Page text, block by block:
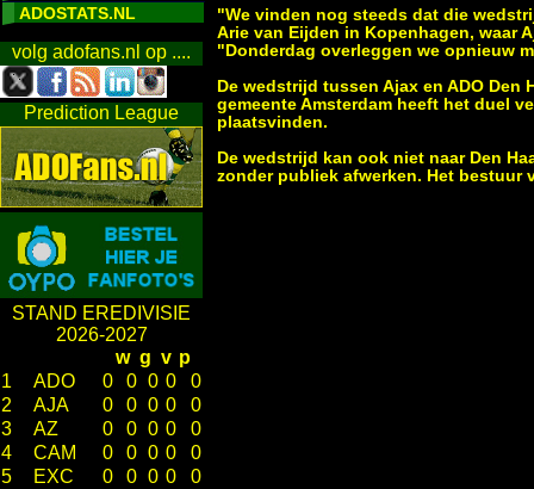
ADOSTATS.NL
volg adofans.nl op ....
Prediction League
STAND EREDIVISIE
2026-2027
w g v p
1
ADO 0 0 0 0
0
2
AJA 0 0 0 0
0
3
AZ 0 0 0 0
0
4
CAM 0 0 0 0
0
5
EXC 0 0 0 0
0
"We vinden nog steeds dat die
Arie van Eijden in Kopenhagen, waar
"Donderdag overleggen we opnieuw
De wedstrijd tussen Ajax en ADO
gemeente Amsterdam heeft het duel
plaatsvinden.
De wedstrijd kan ook niet naar Den
zonder publiek afwerken. Het bestuur